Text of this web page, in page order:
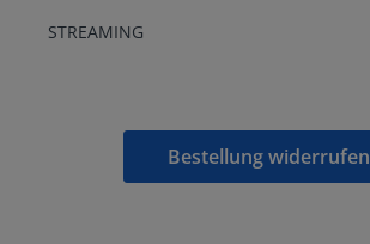
STREAMING
Bestellung widerrufen